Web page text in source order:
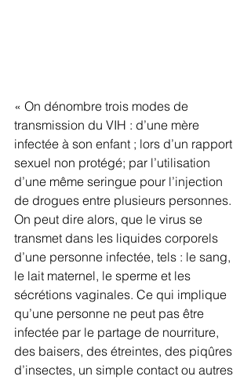
« On dénombre trois modes de
transmission du VIH : d’une mère
infectée à son enfant ; lors d’un rapport
sexuel non protégé; par l’utilisation
d’une même seringue pour l’injection
de drogues entre plusieurs personnes.
On peut dire alors, que le virus se
transmet dans les liquides corporels
d’une personne infectée, tels : le sang,
le lait maternel, le sperme et les
sécrétions vaginales. Ce qui implique
qu’une personne ne peut pas être
infectée par le partage de nourriture,
des baisers, des étreintes, des piqûres
d’insectes, un simple contact ou autres